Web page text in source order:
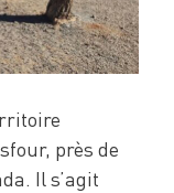
près de
Il s’agit